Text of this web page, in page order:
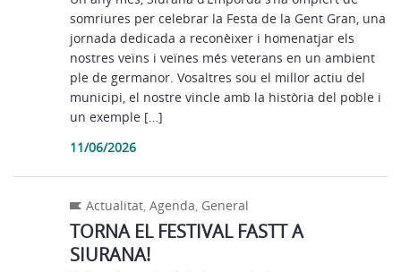
somriures per celebrar la Festa de la Gent Gran, una
jornada dedicada a reconèixer i homenatjar els
nostres veïns i veïnes més veterans en un ambient
ple de germanor. Vosaltres sou el millor actiu del
municipi, el nostre vincle amb la història del poble i
un exemple […]
11/06/2026
Actualitat,Agenda, General
TORNA EL FESTIVAL FASTT A
SIURANA!